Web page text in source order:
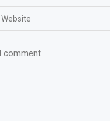
comment.